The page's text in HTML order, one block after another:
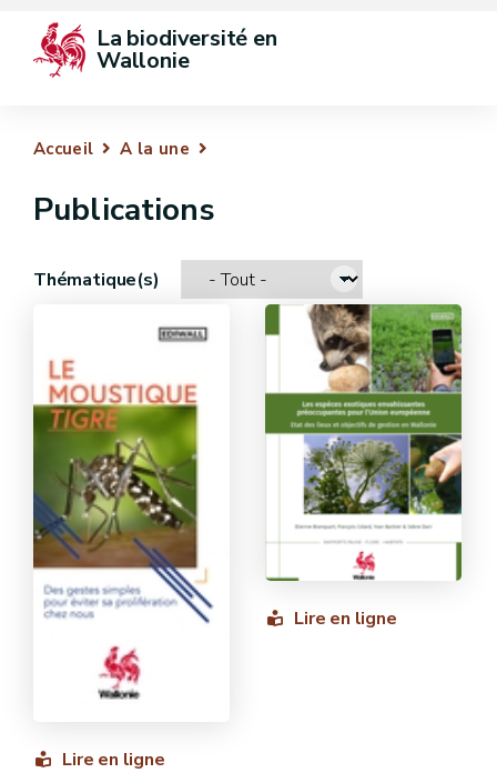
La biodiversité en
Wallonie
Accueil A la une
Publications
Thématique(s)
Lire en ligne
Lire en ligne